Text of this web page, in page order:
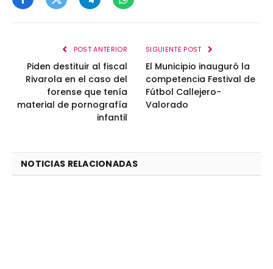
FacebookTwitterTelegramWhatsApp
POST ANTERIOR
Piden destituir al fiscal
Rivarola en el caso del
forense que tenía
material de pornografía
infantil
SIGUIENTE POST
El Municipio inauguró la
competencia Festival de
Fútbol Callejero-
Valorado
NOTICIAS RELACIONADAS